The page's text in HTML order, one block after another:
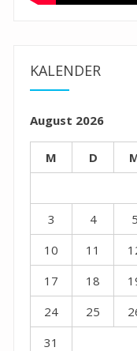
KALENDER
August 2026
M D
3
4 5
10
11
17
18
24
25
31